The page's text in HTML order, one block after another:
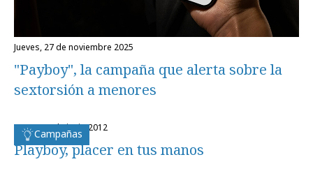
jueves, 27 de noviembre 2025
"Payboy", la campaña que alerta sobre la
sextorsión a menores
Campañas
lunes, 18 de junio 2012
Playboy, placer en tus manos